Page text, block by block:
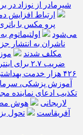
شیرمادر از نوزاد
ارتباط افزایش
می‌شود
اولتیماتوم
ناشران به انتشار
مکلف شدند
ضریب ۲.۷ برای اینترنت بین‌الملل چیست؟
۴۲۶ هزار خدمت بهداشتی و درمانی به زائران
آموزش پزشکی،
تکذیب ادعای نماینده
لاریجانی
آفریقاست